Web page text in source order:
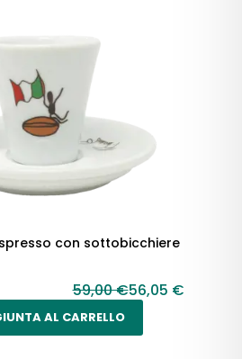
con sottobicchiere
59,00 €56,05 €
AL CARRELLO